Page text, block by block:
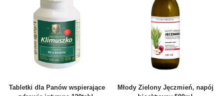
Tabletki dla Panów wspierające
Młody Zielony Jęczmień, napój